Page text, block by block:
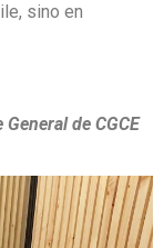
sino en
de CGCE